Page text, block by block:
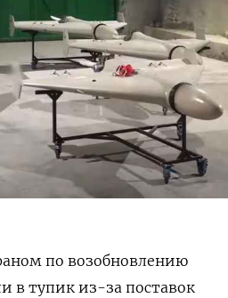
по возобновлению
в тупик из-за поставок